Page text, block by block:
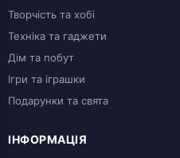
Творчість та хобі
Техніка та гаджети
Дім та побут
Ігри та іграшки
Подарунки та свята
ІНФОРМАЦІЯ